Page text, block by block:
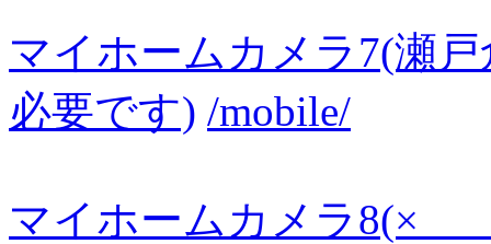
マイホームカメラ7(瀬
必要です) /mobile/
マイホームカメラ8(×